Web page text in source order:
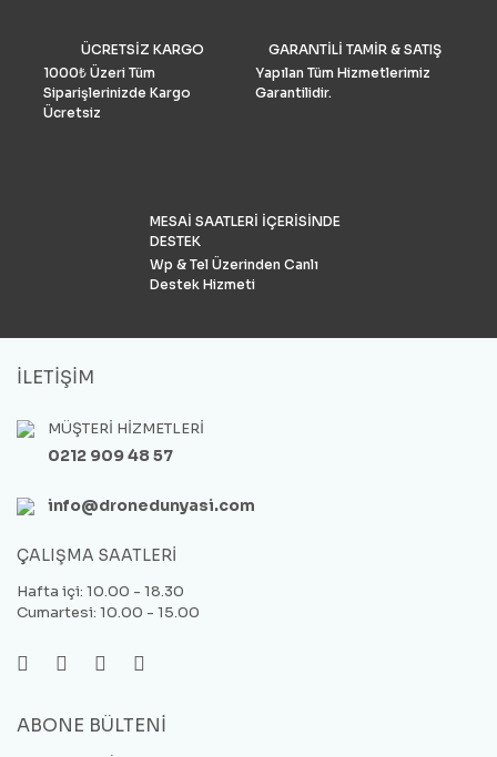
grubu Drone Industry
tarafından FAA drone
numaralarının analizine
ÜCRETSİZ KARGO
1000₺ Üzeri Tüm
Siparişlerinizde Kargo
Ücretsiz
GARANTİLİ TAMİR & SATIŞ
Yapılan Tüm Hizmetlerimiz
Garantilidir.
MESAİ SAATLERİ İÇERİSİNDE
DESTEK
Wp & Tel Üzerinden Canlı
Destek Hizmeti
İLETİŞİM
MÜŞTERİ HİZMETLERİ
0212 909 48 57
info@dronedunyasi.com
ÇALIŞMA SAATLERİ
Hafta içi: 10.00 - 18.30
Cumartesi: 10.00 - 15.00
ABONE BÜLTENİ